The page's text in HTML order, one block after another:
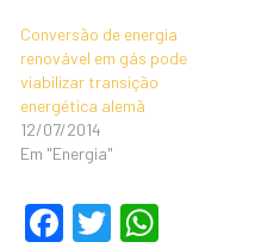
Conversão de energia
renovável em gás pode
viabilizar transição
energética alemã
12/07/2014
Em "Energia"
F
T